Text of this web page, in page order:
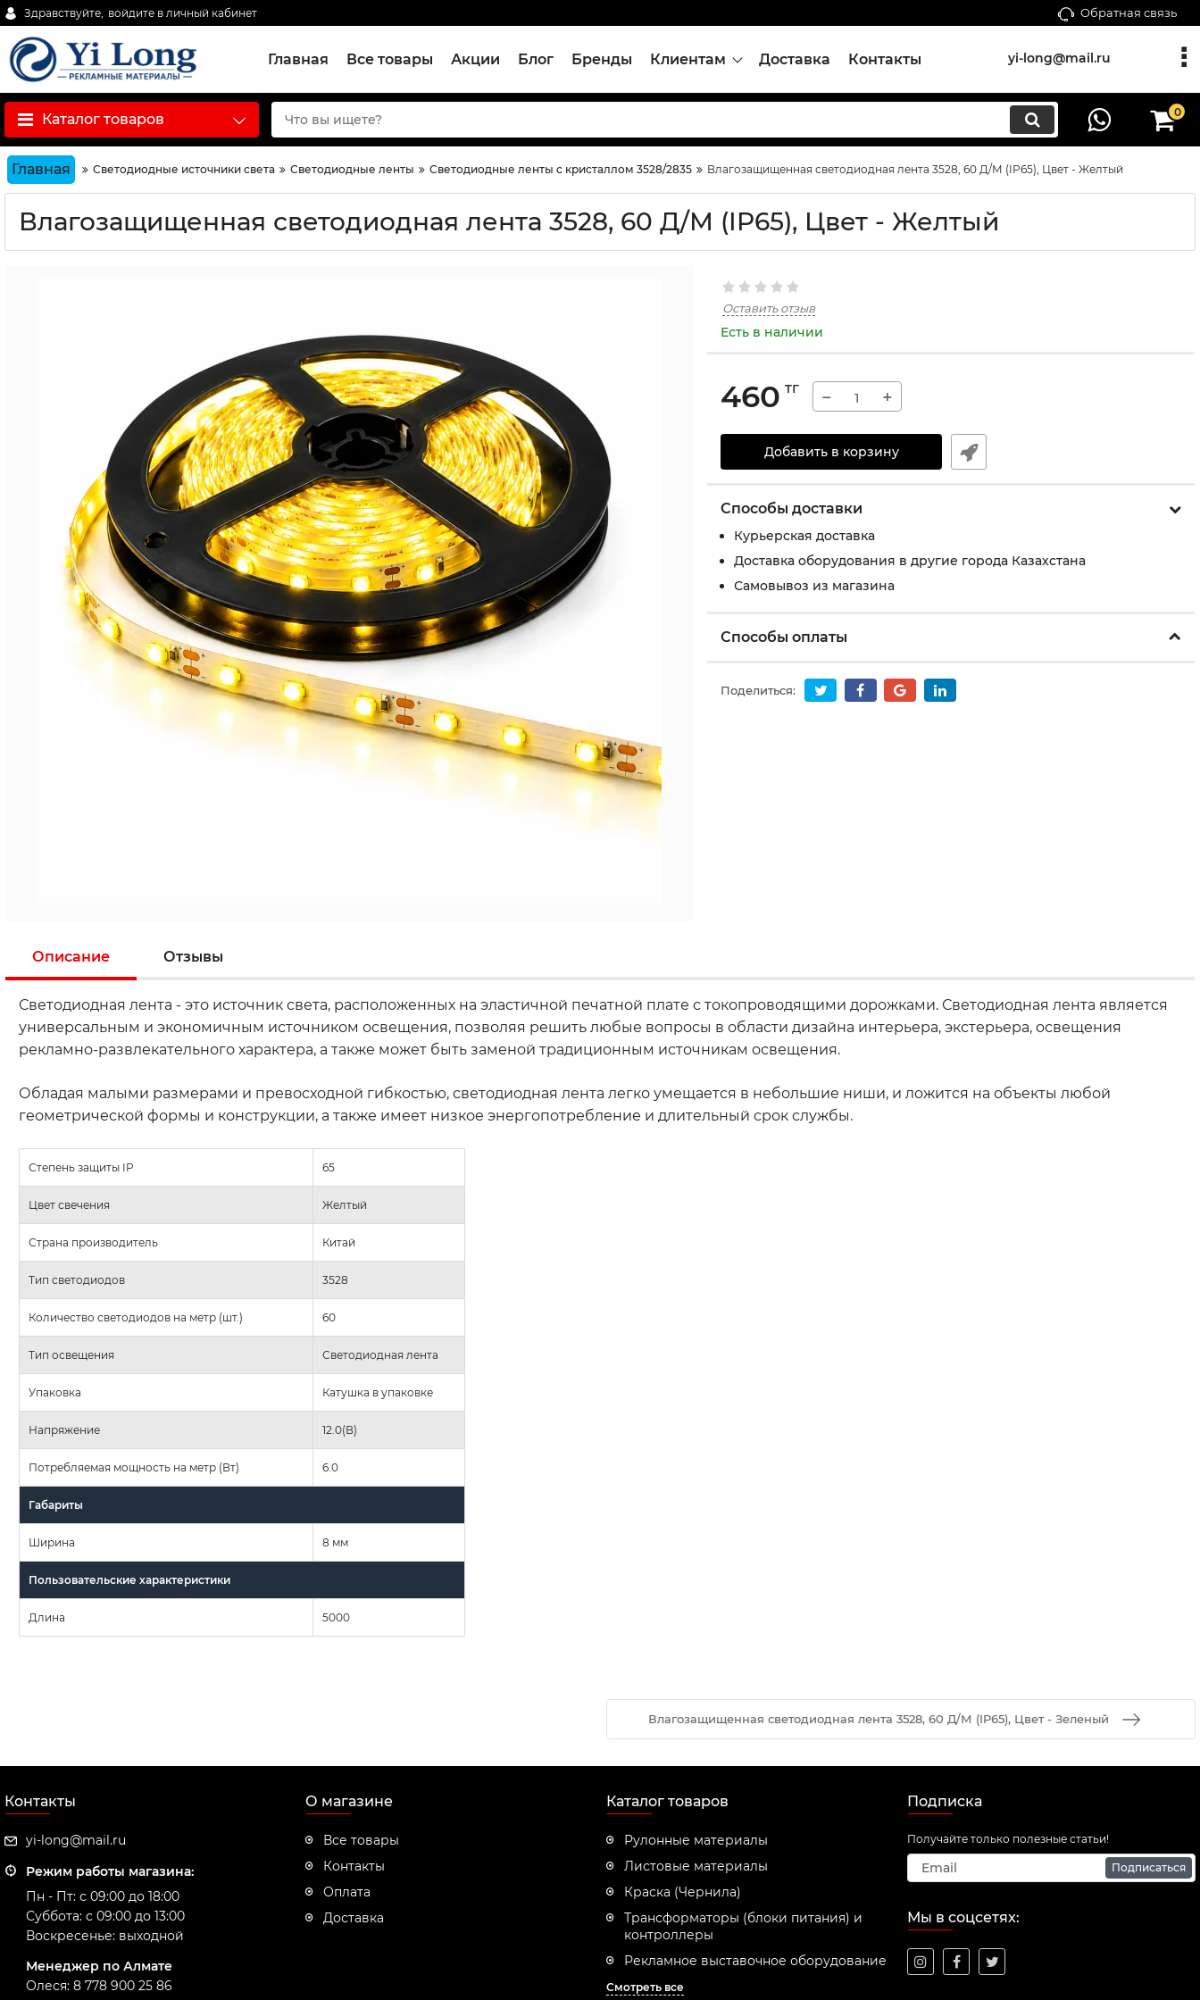
Здравствуйте, войдите в личный кабинет Обратная связь
Главная Все товары Акции Блог Бренды Клиентам Доставка Контакты yi-long@mail.ru
Каталог товаров 0
Главная Светодиодные источники света Светодиодные ленты Светодиодные ленты с кристаллом 3528/2835 Влагозащищенная светодиодная лента 3528, 60 Д/М (IP65), Цвет - Желтый
Влагозащищенная светодиодная лента 3528, 60 Д/М (IP65), Цвет - Желтый
Оставить отзыв
Есть в наличии
460 тг − +
Добавить в корзину
Способы доставки
Курьерская доставка
Доставка оборудования в другие города Казахстана
Самовывоз из магазина
Способы оплаты
Поделиться:
Описание Отзывы
Светодиодная лента - это источник света, расположенных на эластичной печатной плате с токопроводящими дорожками. Светодиодная лента является
универсальным и экономичным источником освещения, позволяя решить любые вопросы в области дизайна интерьера, экстерьера, освещения
рекламно-развлекательного характера, а также может быть заменой традиционным источникам освещения.
Обладая малыми размерами и превосходной гибкостью, светодиодная лента легко умещается в небольшие ниши, и ложится на объекты любой
геометрической формы и конструкции, а также имеет низкое энергопотребление и длительный срок службы.
Степень защиты IP 65
Цвет свечения Желтый
Страна производитель Китай
Тип светодиодов 3528
Количество светодиодов на метр (шт.) 60
Тип освещения Светодиодная лента
Упаковка Катушка в упаковке
Напряжение 12.0(В)
Потребляемая мощность на метр (Вт) 6.0
Габариты
Ширина 8 мм
Пользовательские характеристики
Длина 5000
Влагозащищенная светодиодная лента 3528, 60 Д/М (IP65), Цвет - Зеленый
Контакты
yi-long@mail.ru
Режим работы магазина:
Пн - Пт: с 09:00 до 18:00
Суббота: с 09:00 до 13:00
Воскресенье: выходной
Менеджер по Алмате
Олеся: 8 778 900 25 86
О магазине
Все товары
Контакты
Оплата
Доставка
Каталог товаров
Рулонные материалы
Листовые материалы
Краска (Чернила)
Трансформаторы (блоки питания) и
контроллеры
Рекламное выставочное оборудование
Смотреть все
Подписка
Получайте только полезные статьи!
Подписаться
Мы в соцсетях: